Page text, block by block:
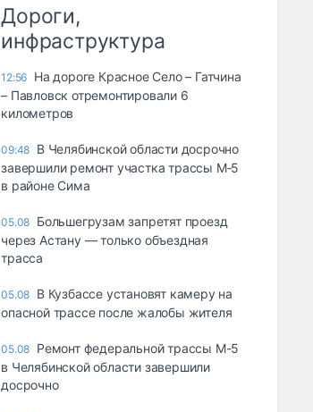
Дороги,
инфраструктура
12:56 На дороге Красное Село – Гатчина
– Павловск отремонтировали 6
километров
09:48 В Челябинской области досрочно
завершили ремонт участка трассы М‑5
в районе Сима
05.08 Большегрузам запретят проезд
через Астану — только объездная
трасса
05.08 В Кузбассе установят камеру на
опасной трассе после жалобы жителя
05.08 Ремонт федеральной трассы М-5
в Челябинской области завершили
досрочно